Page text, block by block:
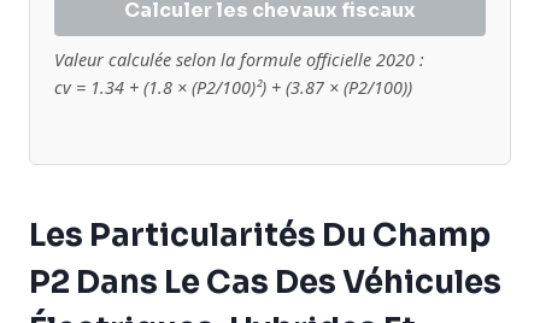
Calculer les chevaux fiscaux
Valeur calculée selon la formule officielle 2020 :
cv = 1.34 + (1.8 × (P2/100)²) + (3.87 × (P2/100))
Les Particularités Du Champ
P2 Dans Le Cas Des Véhicules